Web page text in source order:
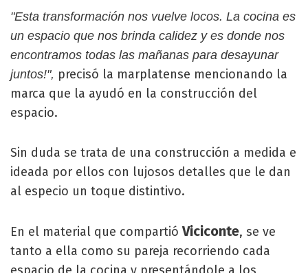
"Esta transformación nos vuelve locos. La cocina es
un espacio que nos brinda calidez y es donde nos
encontramos todas las mañanas para desayunar
juntos!", precisó la marplatense mencionando la
marca que la ayudó en la construcción del
espacio.
Sin duda se trata de una construcción a medida e
ideada por ellos con lujosos detalles que le dan
al especio un toque distintivo.
En el material que compartió Viciconte, se ve
tanto a ella como su pareja recorriendo cada